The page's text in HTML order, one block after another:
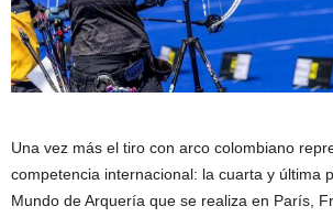
Una vez más el tiro con arco colombiano
competencia internacional: la cuarta y última
Mundo de Arquería que se realiza en París,